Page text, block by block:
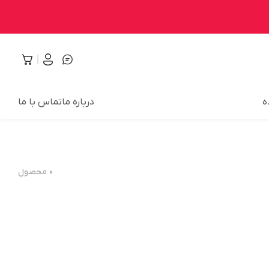
درباره ماتماس با ما
۰ محصول